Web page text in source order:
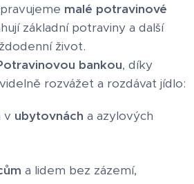
malé potravinové
základní potraviny a další
život.
bankou, díky
rozvážet a rozdávat jídlo:
v ubytovnách a azylových
a lidem bez zázemí,